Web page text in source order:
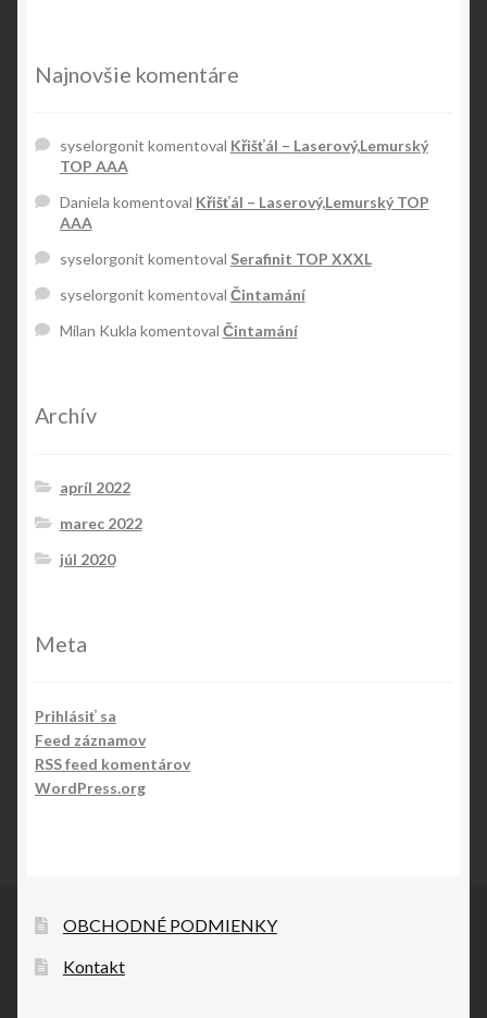
Najnovšie komentáre
syselorgonit komentoval Křišťál – Laserový,Lemurský
TOP AAA
Daniela komentoval Křišťál – Laserový,Lemurský TOP
AAA
syselorgonit komentoval Serafinit TOP XXXL
syselorgonit komentoval Čintamání
Milan Kukla komentoval Čintamání
Archív
apríl 2022
marec 2022
júl 2020
Meta
Prihlásiť sa
Feed záznamov
RSS feed komentárov
WordPress.org
OBCHODNÉ PODMIENKY
Kontakt